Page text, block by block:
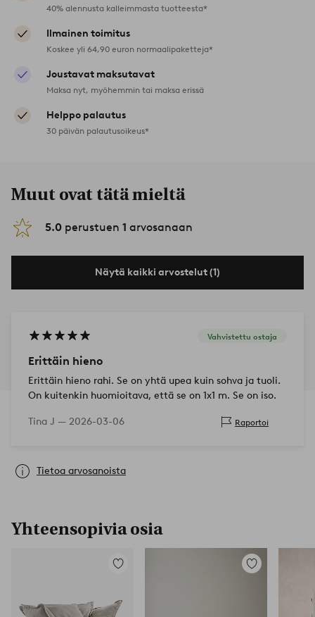
40% alennusta kalleimmasta tuotteesta*
Ilmainen toimitus
Koskee yli 64,90 euron normaalipaketteja*
Joustavat maksutavat
Maksa nyt, myöhemmin tai maksa erissä
Helppo palautus
30 päivän palautusoikeus*
Muut ovat tätä mieltä
5.0 perustuen 1 arvosanaan
Näytä kaikki arvostelut (1)
Vahvistettu ostaja
Erittäin hieno
Erittäin hieno rahi. Se on yhtä upea kuin sohva ja tuoli.
On kuitenkin huomioitava, että se on 1x1 m. Se on iso.
Tina J — 2026-03-06 Raportoi
Tietoa arvosanoista
Yhteensopivia osia
Lisää
Lisää